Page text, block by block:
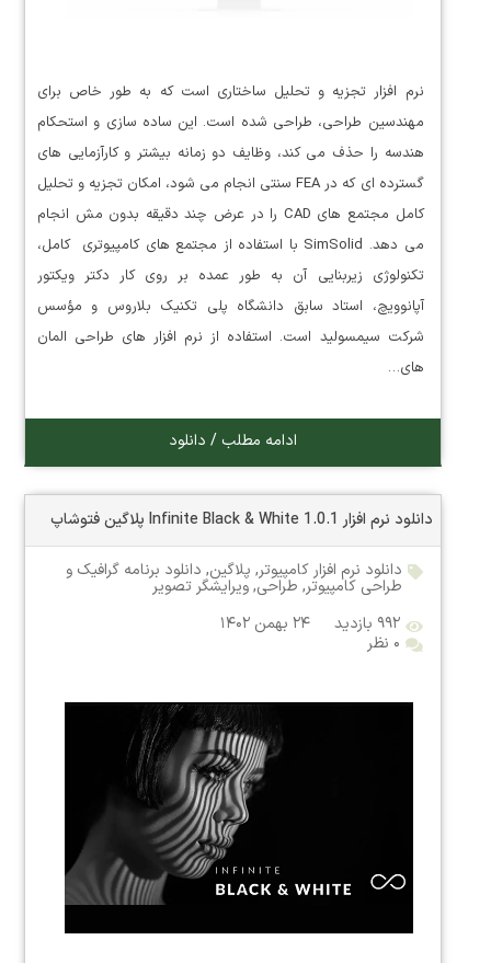
نرم افزار تجزیه و تحلیل ساختاری است که به طور خاص برای
مهندسین طراحی، طراحی شده است. این ساده سازی و استحکام
هندسه را حذف می کند، وظایف دو زمانه بیشتر و کارآزمایی های
گسترده ای که در FEA سنتی انجام می شود، امکان تجزیه و تحلیل
کامل مجتمع های CAD را در عرض چند دقیقه بدون مش انجام
می دهد. SimSolid با استفاده از مجتمع های کامپيوتری کامل،
تکنولوژی زیربنایی آن به طور عمده بر روی کار دکتر ویکتور
آپانوویچ، استاد سابق دانشگاه پلی تکنیک بلاروس و مؤسس
شرکت سیمسولید است. استفاده از نرم افزار های طراحی المان
های…
ادامه مطلب / دانلود
دانلود نرم افزار Infinite Black & White 1.0.1 پلاگین فتوشاپ
دانلود نرم افزار کامپیوتر, پلاگین, دانلود برنامه گرافیک و
طراحی کامپیوتر, طراحی,ویرایشگر تصویر
۹۹۲ بازدید
۲۴ بهمن ۱۴۰۲
۰ نظر